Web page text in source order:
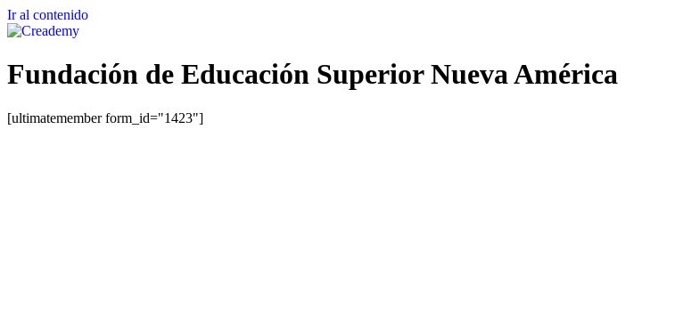
Ir al contenido
Fundación de Educación Superior Nueva América
[ultimatemember form_id="1423"]